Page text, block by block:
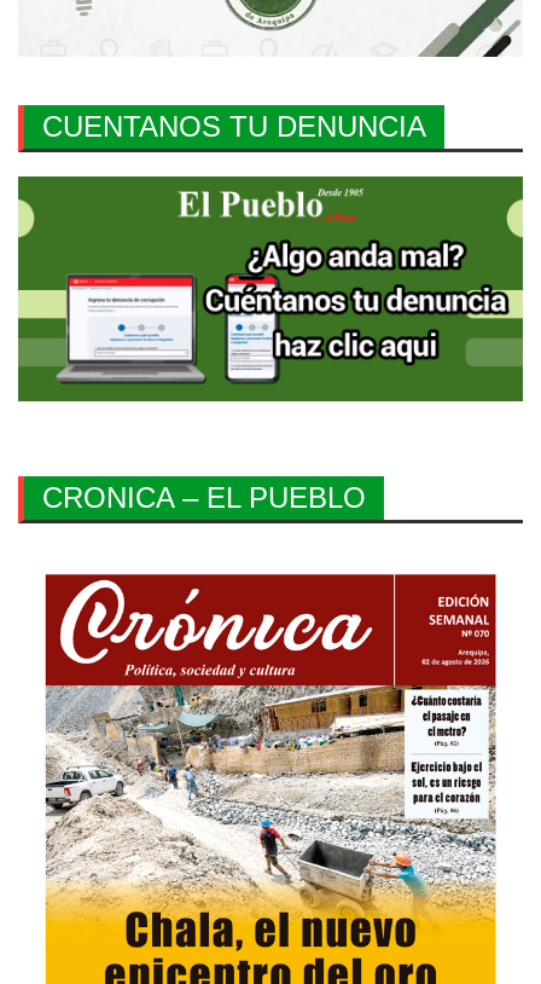
CUENTANOS TU DENUNCIA
CRONICA – EL PUEBLO